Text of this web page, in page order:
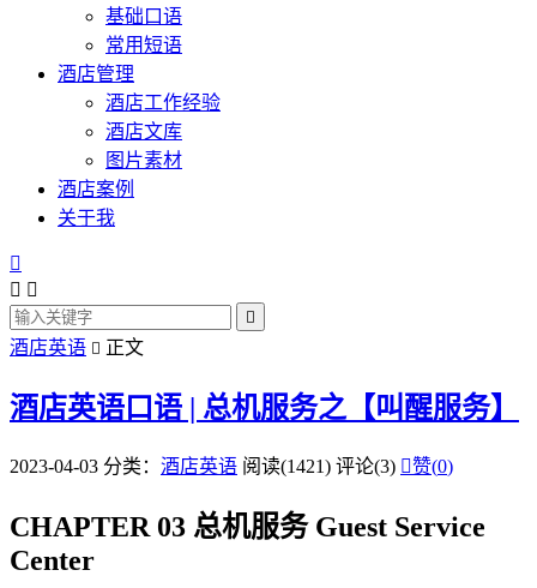
基础口语
常用短语
酒店管理
酒店工作经验
酒店文库
图片素材
酒店案例
关于我

 

酒店英语  正文
酒店英语口语 | 总机服务之【叫醒服务】
2023-04-03 分类： 酒店英语 阅读(1421) 评论(3) 赞(0)
CHAPTER 03 总机服务 Guest Service
Center